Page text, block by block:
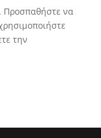
Προσπαθήστε να
την